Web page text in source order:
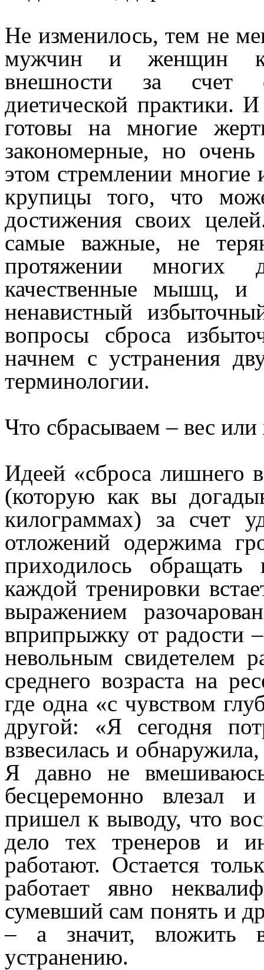
Не изменилось, тем не
мужчин и женщин к
внешности за счет
диетической практики.
готовы на многие
закономерные, но
этом стремлении многие
крупицы того, что
достижения своих
самые важные, не
протяжении многих
качественные мышц, и
ненавистный
вопросы сброса
начнем с устранения
терминологии.
Что сбрасываем – вес
Идеей «сброса лишнего
(которую как вы
килограммах) за счет
отложений одержима
приходилось
каждой тренировки
выражением
вприпрыжку от радости
невольным свидетелем
среднего возраста на
где одна «с чувством
другой: «Я сегодня
взвесилась и
Я давно не
бесцеремонно влезал
пришел к выводу, что
дело тех тренеров и
работают. Остается
работает явно
сумевший сам понять и
– а значит, вложить
устранению.